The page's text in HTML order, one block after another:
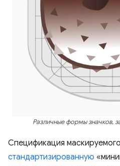
Различные формы значков,
Спецификация
стандартизированную